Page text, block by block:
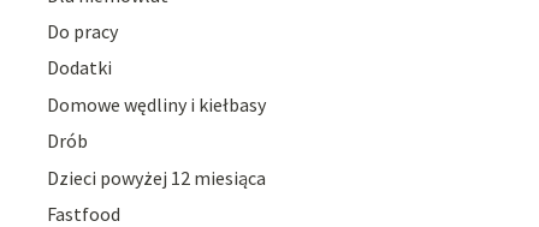
Do pracy
Dodatki
Domowe wędliny i kiełbasy
Drób
Dzieci powyżej 12 miesiąca
Fastfood